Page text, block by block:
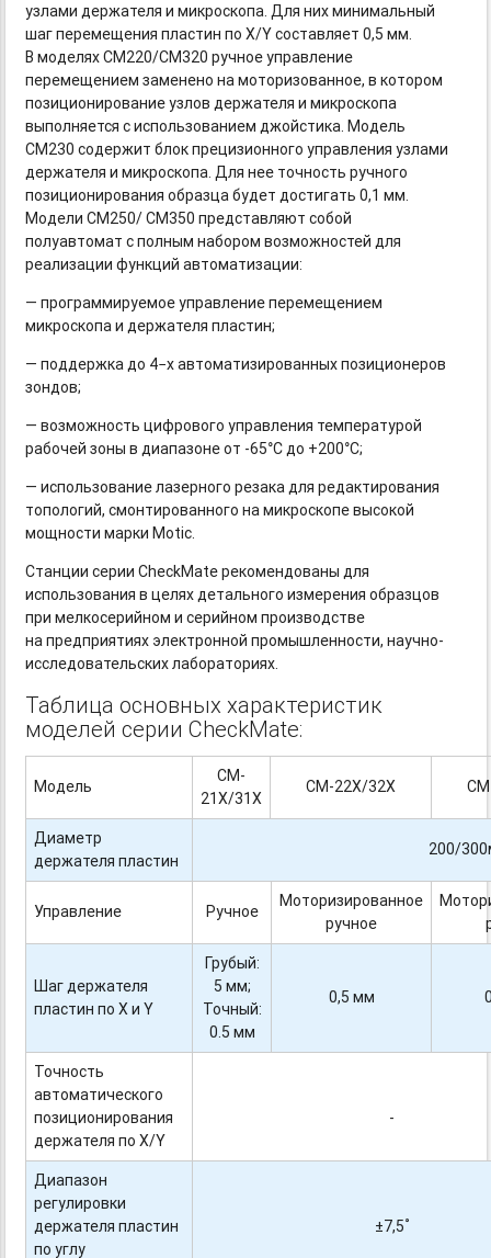
узлами держателя и микроскопа. Для них минимальный
шаг перемещения пластин по X/Y составляет 0,5 мм.
В моделях CM220/CM320 ручное управление
перемещением заменено на моторизованное, в котором
позиционирование узлов держателя и микроскопа
выполняется с использованием джойстика. Модель
CM230 содержит блок прецизионного управления узлами
держателя и микроскопа. Для нее точность ручного
позиционирования образца будет достигать 0,1 мм.
Модели CM250/ CM350 представляют собой
полуавтомат с полным набором возможностей для
реализации функций автоматизации:
— программируемое управление перемещением
микроскопа и держателя пластин;
— поддержка до 4−х автоматизированных позиционеров
зондов;
— возможность цифрового управления температурой
рабочей зоны в диапазонеот -65°Cдо +200°C;
— использование лазерного резака для редактирования
топологий, смонтированного на микроскопе высокой
мощности марки Motic.
Станции серии CheckMate рекомендованы для
использования в целях детального измерения образцов
при мелкосерийном и серийном производстве
на предприятиях электронной промышленности, научно-
исследовательских лабораториях.
Таблица основных характеристик
моделей серии CheckMate:
Модель
CM-
21X/31X
CM-22X/32X
Диаметр
держателя пластин
200/
Управление Ручное
Моторизированное
ручное
Шаг держателя
пластин по X и Y
Грубый:
5 мм;
Точный:
0.5 мм
0,5 мм
Точность
автоматического
позиционирования
держателя по X/Y
-
Диапазон
регулировки
держателя пластин
по углу
±7,5˚